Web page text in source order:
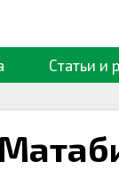
Статьи и